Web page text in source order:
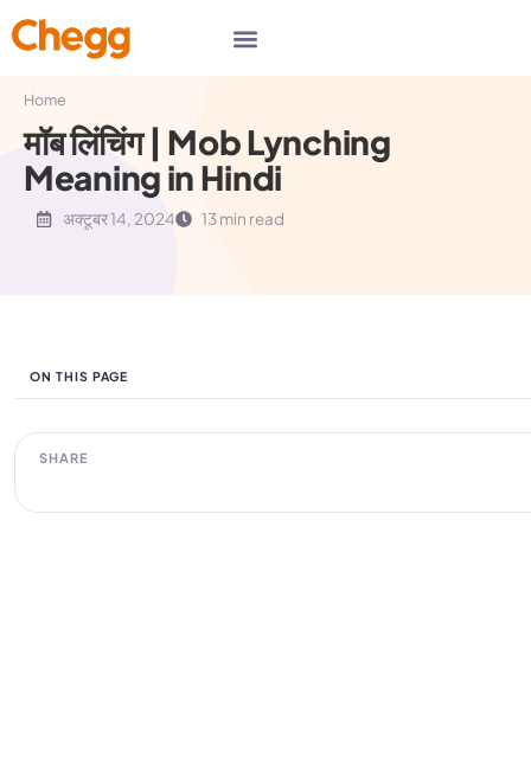
Home
मॉब लिंचिंग | Mob Lynching
Meaning in Hindi
अक्टूबर 14, 2024 13 min read
ON THIS PAGE
SHARE